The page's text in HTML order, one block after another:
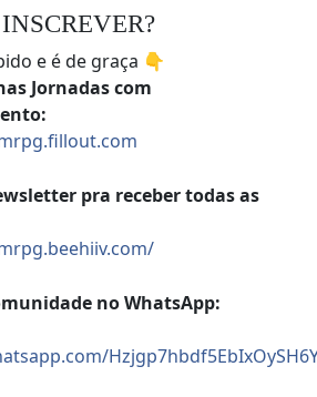
e é de graça 👇
Jornadas com
pra receber todas as
no WhatsApp: